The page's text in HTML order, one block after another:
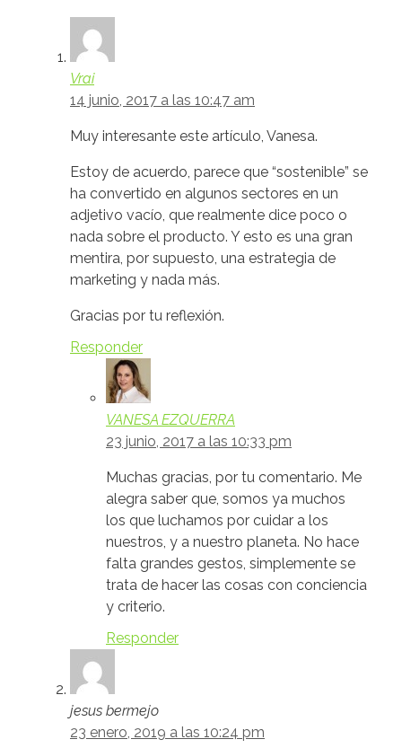
Vrai
14 junio, 2017 a las 10:47 am
Muy interesante este artículo, Vanesa.
Estoy de acuerdo, parece que “sostenible” se
ha convertido en algunos sectores en un
adjetivo vacío, que realmente dice poco o
nada sobre el producto. Y esto es una gran
mentira, por supuesto, una estrategia de
marketing y nada más.
Gracias por tu reflexión.
Responder
VANESA EZQUERRA
23 junio, 2017 a las 10:33 pm
Muchas gracias, por tu comentario. Me
alegra saber que, somos ya muchos
los que luchamos por cuidar a los
nuestros, y a nuestro planeta. No hace
falta grandes gestos, simplemente se
trata de hacer las cosas con conciencia
y criterio.
Responder
jesus bermejo
23 enero, 2019 a las 10:24 pm